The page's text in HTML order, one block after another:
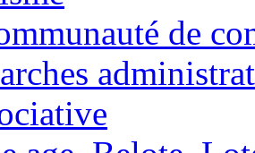
de